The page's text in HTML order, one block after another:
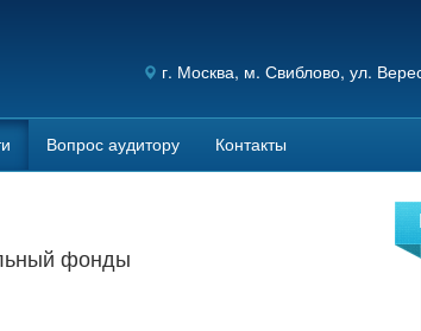
г. Москва, м. Свиблово, ул.
Вопрос аудитору Контакты
фонды